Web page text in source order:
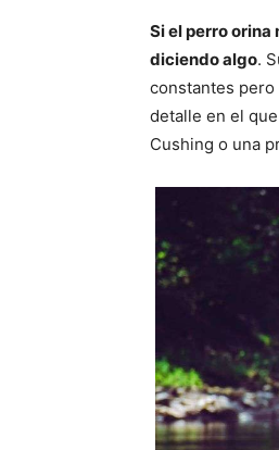
Si el perro orina
diciendo algo.
constantes pero
detalle en el
Cushing o una